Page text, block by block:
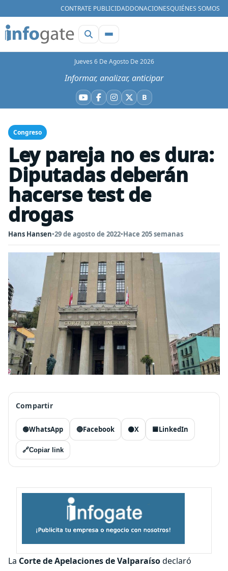
CONTRATE PUBLICIDADDONACIONESQUIÉNES SOMOS
Jueves 6 De Agosto De 2026
Informar, analizar, anticipar
YouTube
Facebook
Instagram
X BBluesky
Congreso
Ley pareja no es dura:
Diputadas deberán
hacerse test de
drogas
Hans Hansen•29 de agosto de 2022•Hace 205 semanas
Compartir
🟢WhatsApp 🔵Facebook ⚫X 🟦LinkedIn
🔗Copiar link
La Corte de Apelaciones de Valparaísodeclaró